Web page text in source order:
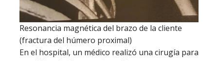
Resonancia magnética del brazo de la cliente
(fractura del húmero proximal)
En el hospital, un médico realizó una cirugía para